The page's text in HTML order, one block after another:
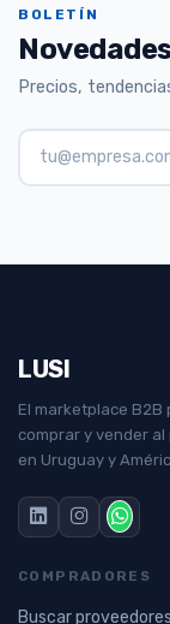
BOLETÍN
Precios,
LUSI
El marketplace B2B
comprar y vender al
en Uruguay y
COMPRADORES
Buscar proveedores